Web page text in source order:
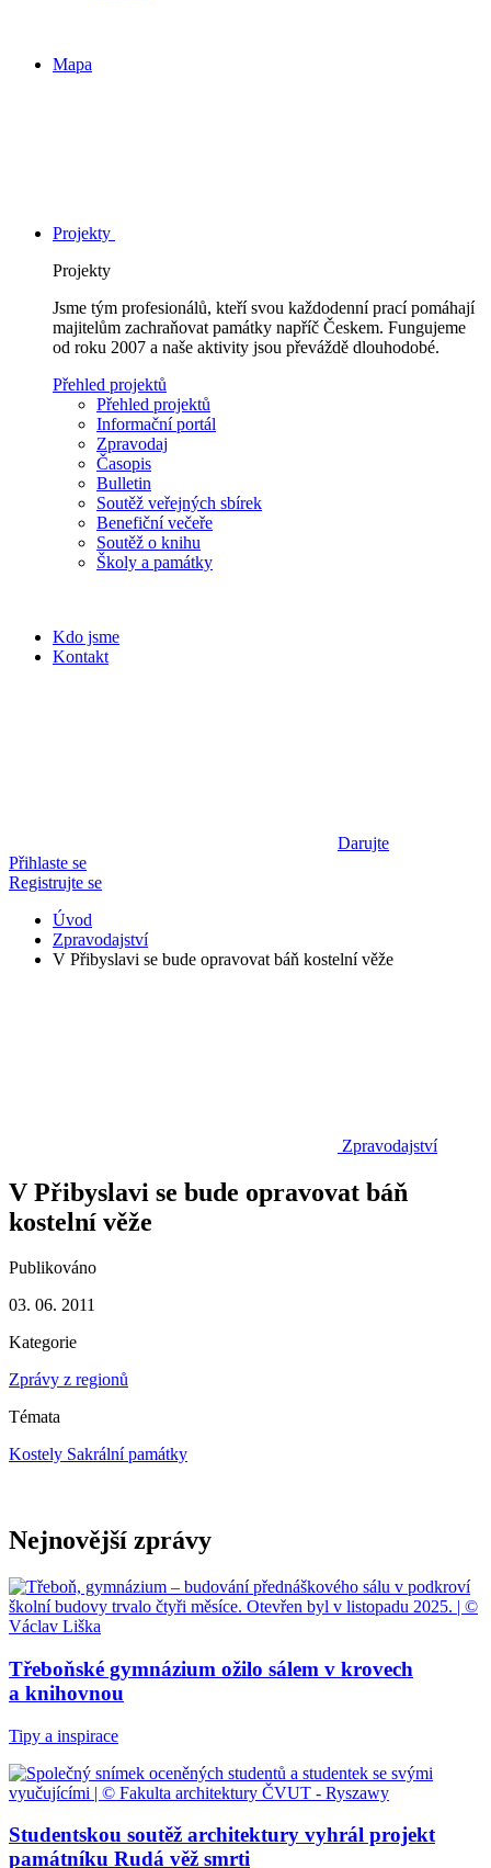
Mapa
Projekty
Projekty
Jsme tým profesionálů, kteří svou každodenní prací pomáhají
majitelům zachraňovat památky napříč Českem. Fungujeme
od roku 2007 a naše aktivity jsou převáždě dlouhodobé.
Přehled projektů
Přehled projektů
Informační portál
Zpravodaj
Časopis
Bulletin
Soutěž veřejných sbírek
Benefiční večeře
Soutěž o knihu
Školy a památky
Kdo jsme
Kontakt
Darujte
Přihlaste se
Registrujte se
Úvod
Zpravodajství
V Přibyslavi se bude opravovat báň kostelní věže
Zpravodajství
V Přibyslavi se bude opravovat báň
kostelní věže
Publikováno
03. 06. 2011
Kategorie
Zprávy z regionů
Témata
Kostely Sakrální památky
Nejnovější zprávy
Třeboňské gymnázium ožilo sálem v krovech
a knihovnou
Tipy a inspirace
Studentskou soutěž architektury vyhrál projekt
památníku Rudá věž smrti